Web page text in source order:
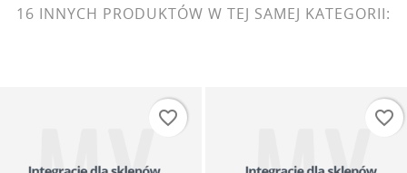
16 INNYCH PRODUKTÓW W TEJ SAMEJ KATEGORII:
favorite_border favorite_border